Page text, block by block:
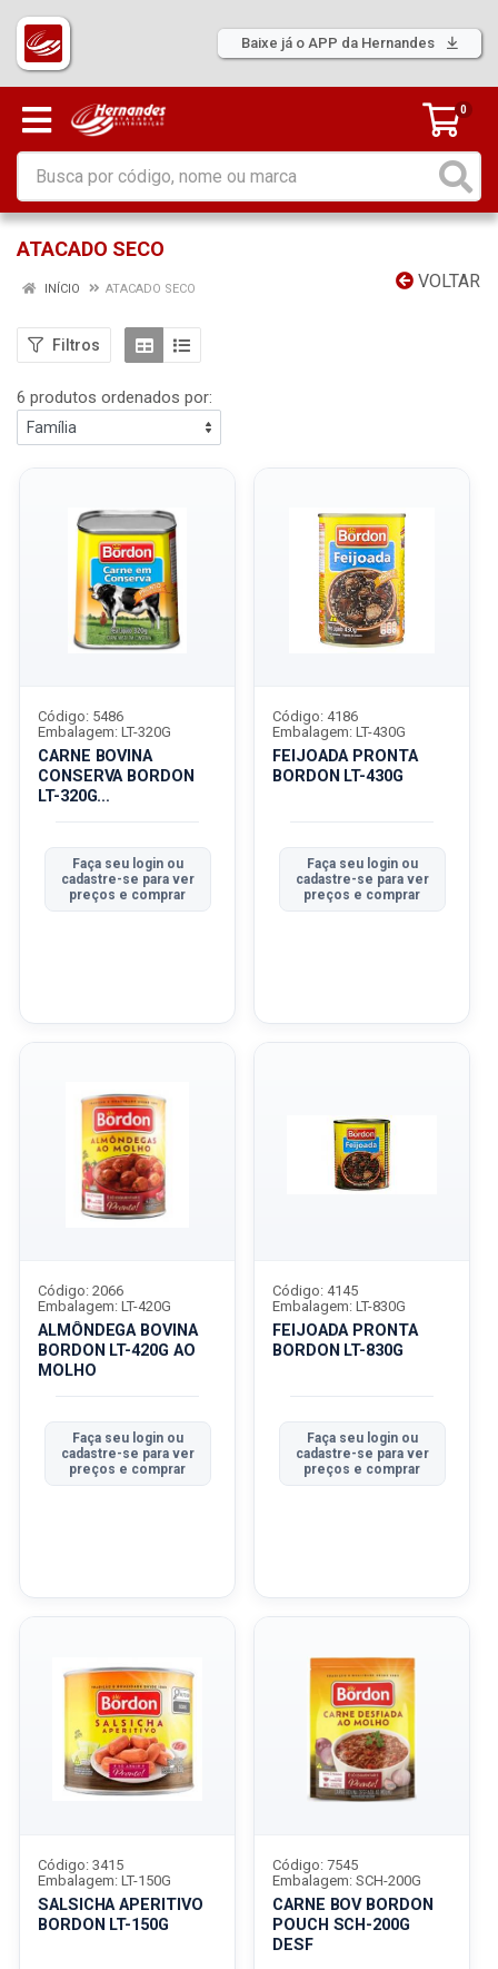
Baixe já o APP da Hernandes
0
ATACADO SECO
VOLTAR
INÍCIO ATACADO SECO
Filtros
6 produtos ordenados por:
CARNE BOVINA
CONSERVA BORDON
LT-320G
Código: 5486
Embalagem: LT-320G
Faça seu login ou
cadastre-se para ver
preços e comprar
FEIJOADA PRONTA
BORDON LT-430G
Código: 4186
Embalagem: LT-430G
Faça seu login ou
cadastre-se para ver
preços e comprar
ALMÔNDEGA BOVINA
BORDON LT-420G AO
MOLHO
Código: 2066
Embalagem: LT-420G
Faça seu login ou
cadastre-se para ver
preços e comprar
FEIJOADA PRONTA
BORDON LT-830G
Código: 4145
Embalagem: LT-830G
Faça seu login ou
cadastre-se para ver
preços e comprar
SALSICHA APERITIVO
BORDON LT-150G
Código: 3415
Embalagem: LT-150G
CARNE BOV BORDON
POUCH SCH-200G
DESF
Código: 7545
Embalagem: SCH-200G